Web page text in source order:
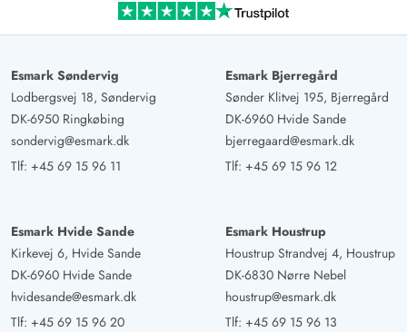
Esmark Søndervig
Lodbergsvej 18, Søndervig
DK-6950 Ringkøbing
sondervig@esmark.dk
Tlf: +45 69 15 96 11
Esmark Bjerregård
Sønder Klitvej 195, Bjerregård
DK-6960 Hvide Sande
bjerregaard@esmark.dk
Tlf: +45 69 15 96 12
Esmark Hvide Sande
Kirkevej 6, Hvide Sande
DK-6960 Hvide Sande
hvidesande@esmark.dk
Tlf: +45 69 15 96 20
Esmark Houstrup
Houstrup Strandvej 4, Houstrup
DK-6830 Nørre Nebel
houstrup@esmark.dk
Tlf: +45 69 15 96 13